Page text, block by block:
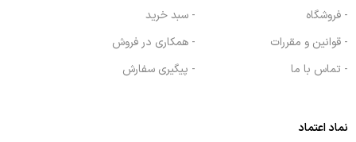
- فروشگاه
- قوانین و مقررات
- تماس با ما
- سبد خرید
- همکاری در فروش
- پیگیری سفارش
نماد اعتماد